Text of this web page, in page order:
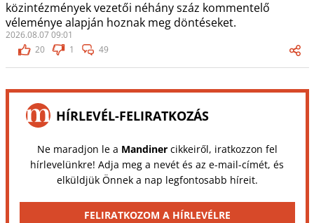
közintézmények vezetői néhány száz kommentelő
véleménye alapján hoznak meg döntéseket.
2026.08.07 09:01
20
1 49
HÍRLEVÉL-FELIRATKOZÁS
Ne maradjon le a Mandinercikkeiről, iratkozzon fel
hírlevelünkre! Adja meg a nevét és az e-mail-címét, és
elküldjük Önnek a nap legfontosabb híreit.
FELIRATKOZOM A HÍRLEVÉLRE